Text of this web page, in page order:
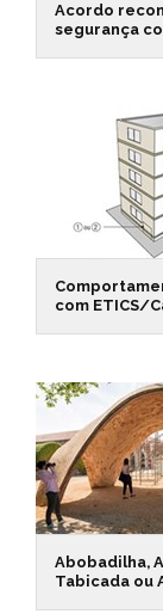
Acordo
segurança
com ETICS/
Abobadilha,
Tabicada ou